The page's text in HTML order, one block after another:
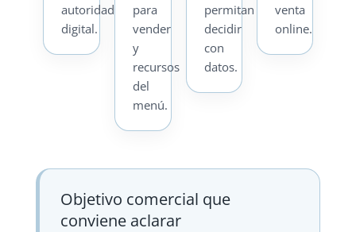
autoridad
digital.
para
vender
y
recursos
del
menú.
permitan
decidir
con
datos.
venta
online.
Objetivo comercial que
conviene aclarar